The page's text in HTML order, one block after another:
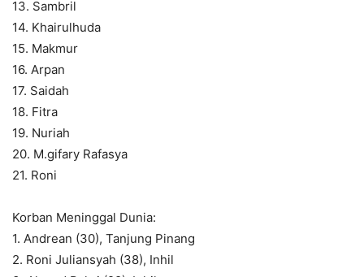
13. Sambril
14. Khairulhuda
15. Makmur
16. Arpan
17. Saidah
18. Fitra
19. Nuriah
20. M.gifary Rafasya
21. Roni
Korban Meninggal Dunia:
1. Andrean (30), Tanjung Pinang
2. Roni Juliansyah (38), Inhil